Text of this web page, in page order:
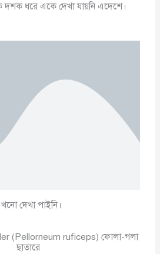
ধরে একে দেখা যায়নি এদেশে।
দেখা পাইনি।
(Pellorneum ruficeps) ফোলা-গলা
ছাতারে